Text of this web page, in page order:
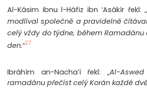
Al-Kásim ibnu l-Háfiz ibn ‘Asákír řekl: „
modlíval společně a pravidelně
celý vždy do týdne, během Ramadánu
den.“27
Ibráhím an-Nacha’í řekl: „Al-
ramadánu přečíst celý Korán každé